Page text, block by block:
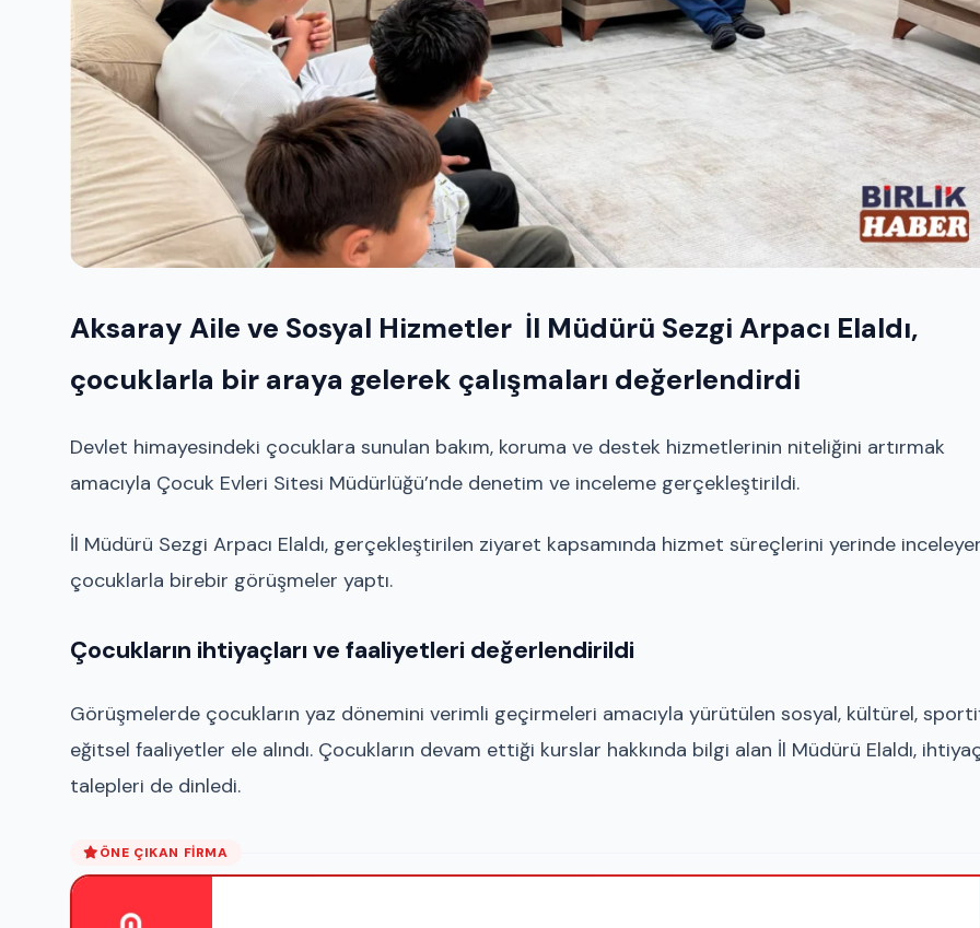
Aksaray Aile ve Sosyal Hizmetler İl Müdürü Sezgi Arpacı Elaldı,
çocuklarla bir araya gelerek çalışmaları değerlendirdi
Devlet himayesindeki çocuklara sunulan bakım, koruma ve destek hizmetlerinin niteliğini artırmak
amacıyla Çocuk Evleri Sitesi Müdürlüğü’nde denetim ve inceleme gerçekleştirildi.
İl Müdürü Sezgi Arpacı Elaldı, gerçekleştirilen ziyaret kapsamında hizmet süreçlerini yerinde
çocuklarla birebir görüşmeler yaptı.
Çocukların ihtiyaçları ve faaliyetleri değerlendirildi
Görüşmelerde çocukların yaz dönemini verimli geçirmeleri amacıyla yürütülen sosyal, kültürel,
eğitsel faaliyetler ele alındı. Çocukların devam ettiği kurslar hakkında bilgi alan İl Müdürü Elaldı,
talepleri de dinledi.
ÖNE ÇIKAN FIRMA